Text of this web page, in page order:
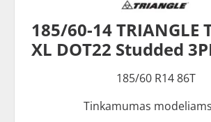
185/60-14 TRIANGLE
XL DOT22 Studded
185/60 R14 86T
Tinkamumas